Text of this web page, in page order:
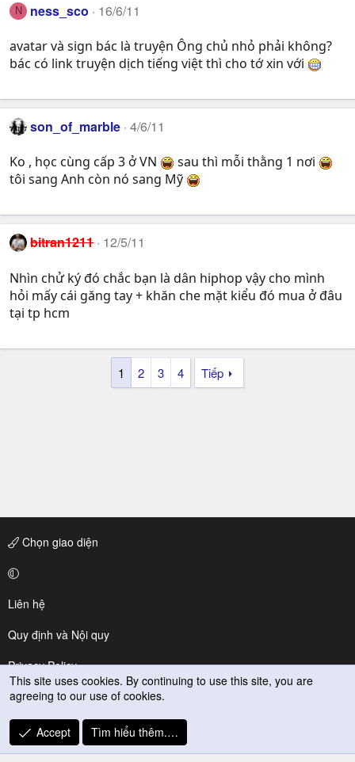
N ness_sco 16/6/11
avatar và sign bác là truyện Ông chủ nhỏ phải không?
bác có link truyện dịch tiếng việt thì cho tớ xin với
son_of_marble 4/6/11
Ko , học cùng cấp 3 ở VN
sau thì mỗi thằng 1 nơi
tôi sang Anh còn nó sang Mỹ
bitran1211 12/5/11
Nhìn chử ký đó chắc bạn là dân hiphop vậy cho mình
hỏi mấy cái găng tay + khăn che mặt kiểu đó mua ở đâu
tại tp hcm
1 2 3 4 Tiếp
Chọn giao diện
Liên hệ
Quy định và Nội quy
Privacy Policy
Trợ giúp
R
S
This site uses cookies. By continuing to use this site, you are
agreeing to our use of cookies.
Accept Tìm hiểu thêm.…